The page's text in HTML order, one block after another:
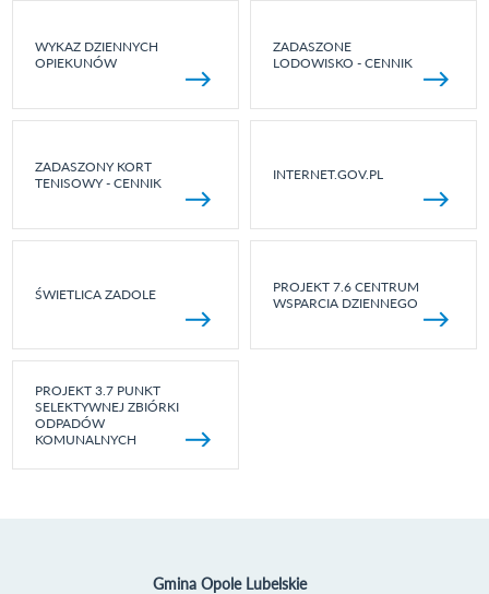
WYKAZ DZIENNYCH
OPIEKUNÓW
ZADASZONE
LODOWISKO - CENNIK
ZADASZONY KORT
TENISOWY - CENNIK
INTERNET.GOV.PL
ŚWIETLICA ZADOLE
PROJEKT 7.6 CENTRUM
WSPARCIA DZIENNEGO
PROJEKT 3.7 PUNKT
SELEKTYWNEJ ZBIÓRKI
ODPADÓW
KOMUNALNYCH
Gmina Opole Lubelskie